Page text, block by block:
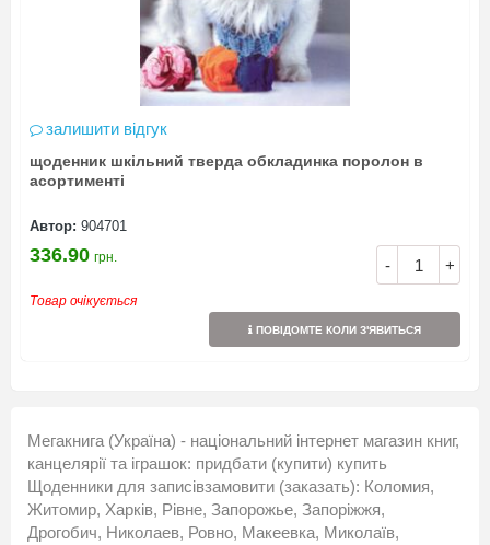
Мегакнига (Україна) - національний інтернет магазин книг,
канцелярії та іграшок: придбати (купити) купить
Щоденники для записівзамовити (заказать): Коломия,
Житомир, Харків, Рівне, Запорожье, Запоріжжя,
Дрогобич, Николаев, Ровно, Макеевка, Миколаїв,
залишити відгук
щоденник шкільний тверда обкладинка поролон в
асортименті
Автор: 904701
- +
336.90 грн.
Товар очікується
ПОВІДОМТЕ КОЛИ З'ЯВИТЬСЯ